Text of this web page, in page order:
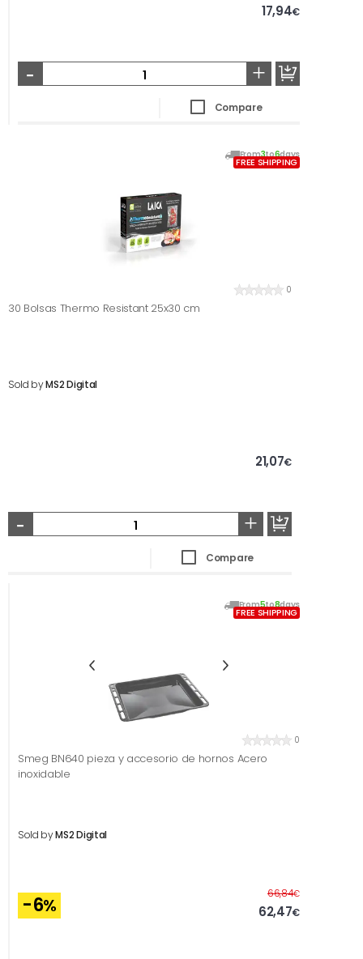
17,94€
- +
Compare
From3to6days
FREE SHIPPING
0
30 Bolsas Thermo Resistant 25x30 cm
Sold byMS2 Digital
21,07€
- +
Compare
From5to8days
FREE SHIPPING
0
Smeg BN640 pieza y accesorio de hornos Acero
inoxidable
Sold byMS2 Digital
-6%
66,84€Before
62,47€